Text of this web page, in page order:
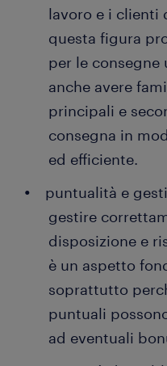
lavoro e i clienti
questa figura
per le
anche avere
principali e
consegna in
ed efficiente.
puntualità e
gestire
disposizione e
è un aspetto
soprattutto
puntuali
ad eventuali